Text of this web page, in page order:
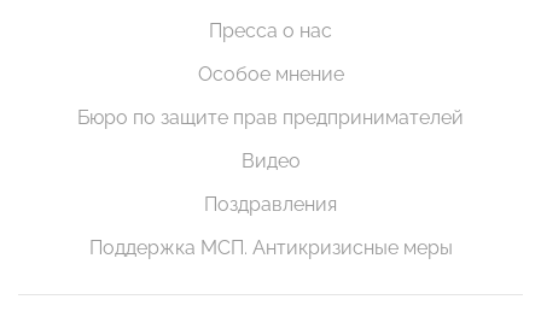
Пресса о нас
Особое мнение
Бюро по защите прав предпринимателей
Видео
Поздравления
Поддержка МСП. Антикризисные меры